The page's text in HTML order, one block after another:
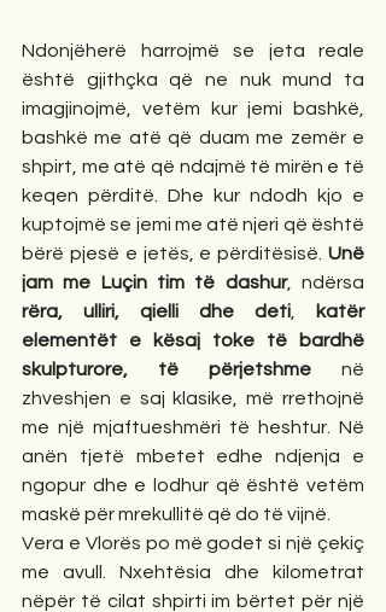
Ndonjëherë harrojmë se jeta reale
është gjithçka që ne nuk mund ta
imagjinojmë, vetëm kur jemi bashkë,
bashkë me atë që duam me zemër e
shpirt, me atë që ndajmë të mirën e të
keqen përditë. Dhe kur ndodh kjo e
kuptojmë se jemi me atë njeri që është
bërë pjesë e jetës, e përditësisë. Unë
jam me Luçin tim të dashur
rëra, ulliri, qielli dhe deti
katër
elementët e kësaj toke të bardhë
skulpturore, të përjetshme në
zhveshjen e saj klasike, më rrethojnë
me një mjaftueshmëri të heshtur. Në
anën tjetë mbetet edhe ndjenja e
ngopur dhe e lodhur që është vetëm
maskë për mrekullitë që do të vijnë.
Vera e Vlorës po më godet si një çekiç
me avull. Nxehtësia dhe kilometrat
nëpër të cilat shpirti im bërtet për një